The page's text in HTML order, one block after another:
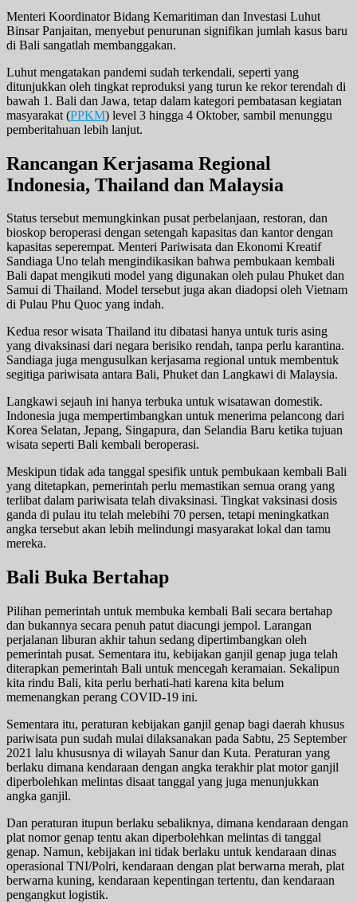
Menteri Koordinator Bidang Kemaritiman dan Investasi Luhut
Binsar Panjaitan, menyebut penurunan signifikan jumlah kasus baru
di Bali sangatlah membanggakan.
Luhut mengatakan pandemi sudah terkendali, seperti yang
ditunjukkan oleh tingkat reproduksi yang turun ke rekor terendah di
bawah 1. Bali dan Jawa, tetap dalam kategori pembatasan kegiatan
masyarakat (PPKM) level 3 hingga 4 Oktober, sambil menunggu
pemberitahuan lebih lanjut.
Rancangan Kerjasama Regional
Indonesia, Thailand dan Malaysia
Status tersebut memungkinkan pusat perbelanjaan, restoran, dan
bioskop beroperasi dengan setengah kapasitas dan kantor dengan
kapasitas seperempat. Menteri Pariwisata dan Ekonomi Kreatif
Sandiaga Uno telah mengindikasikan bahwa pembukaan kembali
Bali dapat mengikuti model yang digunakan oleh pulau Phuket dan
Samui di Thailand. Model tersebut juga akan diadopsi oleh Vietnam
di Pulau Phu Quoc yang indah.
Kedua resor wisata Thailand itu dibatasi hanya untuk turis asing
yang divaksinasi dari negara berisiko rendah, tanpa perlu karantina.
Sandiaga juga mengusulkan kerjasama regional untuk membentuk
segitiga pariwisata antara Bali, Phuket dan Langkawi di Malaysia.
Langkawi sejauh ini hanya terbuka untuk wisatawan domestik.
Indonesia juga mempertimbangkan untuk menerima pelancong dari
Korea Selatan, Jepang, Singapura, dan Selandia Baru ketika tujuan
wisata seperti Bali kembali beroperasi.
Meskipun tidak ada tanggal spesifik untuk pembukaan kembali Bali
yang ditetapkan, pemerintah perlu memastikan semua orang yang
terlibat dalam pariwisata telah divaksinasi. Tingkat vaksinasi dosis
ganda di pulau itu telah melebihi 70 persen, tetapi meningkatkan
angka tersebut akan lebih melindungi masyarakat lokal dan tamu
mereka.
Bali Buka Bertahap
Pilihan pemerintah untuk membuka kembali Bali secara bertahap
dan bukannya secara penuh patut diacungi jempol. Larangan
perjalanan liburan akhir tahun sedang dipertimbangkan oleh
pemerintah pusat. Sementara itu, kebijakan ganjil genap juga telah
diterapkan pemerintah Bali untuk mencegah keramaian. Sekalipun
kita rindu Bali, kita perlu berhati-hati karena kita belum
memenangkan perang COVID-19 ini.
Sementara itu, peraturan kebijakan ganjil genap bagi daerah khusus
pariwisata pun sudah mulai dilaksanakan pada Sabtu, 25 September
2021 lalu khususnya di wilayah Sanur dan Kuta. Peraturan yang
berlaku dimana kendaraan dengan angka terakhir plat motor ganjil
diperbolehkan melintas disaat tanggal yang juga menunjukkan
angka ganjil.
Dan peraturan itupun berlaku sebaliknya, dimana kendaraan dengan
plat nomor genap tentu akan diperbolehkan melintas di tanggal
genap. Namun, kebijakan ini tidak berlaku untuk kendaraan dinas
operasional TNI/Polri, kendaraan dengan plat berwarna merah, plat
berwarna kuning, kendaraan kepentingan tertentu, dan kendaraan
pengangkut logistik.